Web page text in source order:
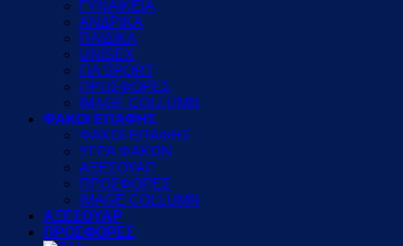
ΓΥΝΑΙΚΕΙΑ
ΑΝΔΡΙΚΑ
ΠΑΙΔΙΚΑ
UNISEX
ΓΙΑ SPORT
ΠΡΟΣΦΟΡΕΣ
IMAGE COLLUMN
ΦΑΚΟΙ ΕΠΑΦΗΣ
ΦΑΚΟΙ ΕΠΑΦΗΣ
ΥΓΡΑ ΦΑΚΩΝ
ΑΞΕΣΟΥΑΡ
ΠΡΟΣΦΟΡΕΣ
IMAGE COLLUMN
ΑΞΕΣΟΥΑΡ
ΠΡΟΣΦΟΡΕΣ